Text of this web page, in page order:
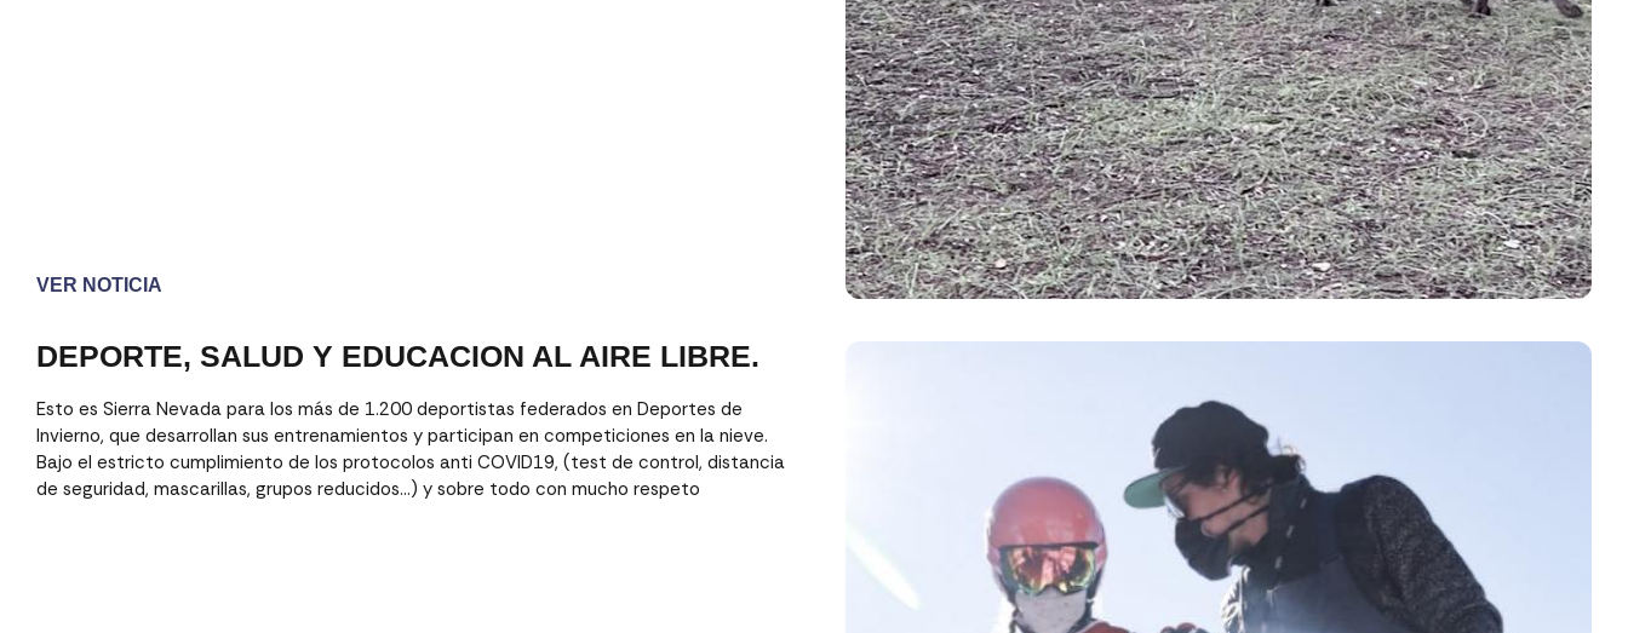
VER NOTICIA
DEPORTE, SALUD Y EDUCACION AL AIRE LIBRE.
Esto es Sierra Nevada para los más de 1.200 deportistas federados en Deportes de
Invierno, que desarrollan sus entrenamientos y participan en competiciones en la nieve.
Bajo el estricto cumplimiento de los protocolos anti COVID19, (test de control, distancia
de seguridad, mascarillas, grupos reducidos…) y sobre todo con mucho respeto